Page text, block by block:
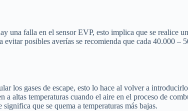
una falla en el sensor EVP, esto implica que se realice
evitar posibles averías se recomienda que cada 40.000
los gases de escape, esto lo hace al volver a
altas temperaturas cuando el aire en el proceso de
que se quema a temperaturas más bajas.